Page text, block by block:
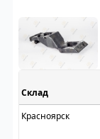
Склад
Красноярск